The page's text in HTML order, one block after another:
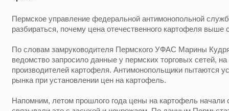
Пермское управление федеральной антимонопольной
разбираться, почему цена отечественного картофеля выше
По словам замруководителя Пермского УФАС Марины
ведомство запросило данные у пермских торговых сетей,
производителей картофеля. Антимонопольщики пытаются
рынка при установлении цен на картофель.
Напомним, летом прошлого года цены на картофель начали